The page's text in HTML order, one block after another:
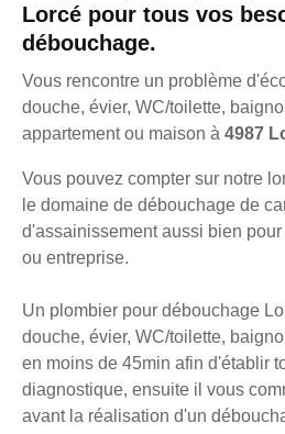
Lorcé pour tous vos
débouchage.
Vous rencontre un problème
douche, évier, WC/toilette,
appartement ou maison à 4987
Vous pouvez compter sur notre
le domaine de débouchage de
d'assainissement aussi bien
ou entreprise.
Un plombier pour débouchage
douche, évier, WC/toilette,
en moins de 45min afin d'établir
diagnostique, ensuite il vous
avant la réalisation d'un